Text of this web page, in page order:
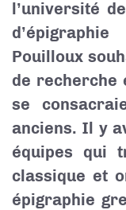
l’université
Pouilloux
de recherche
se
anciens. Il y
équipes qui
classique et
épigraphie